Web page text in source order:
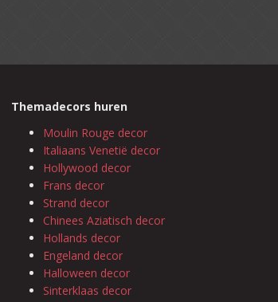
Themadecors huren
Moulin Rouge decor
Italiaans Venetië decor
Hollywood decor
Frans decor
Strand decor
Chinees Aziatisch decor
Hollands decor
Engeland decor
Halloween decor
Sinterklaas decor